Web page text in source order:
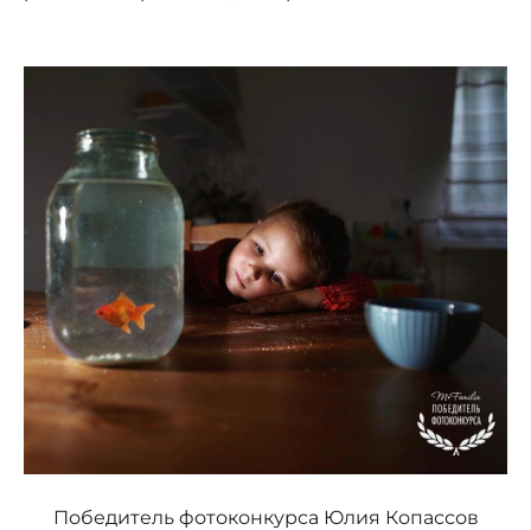
Победитель фотоконкурса Юлия Копассов